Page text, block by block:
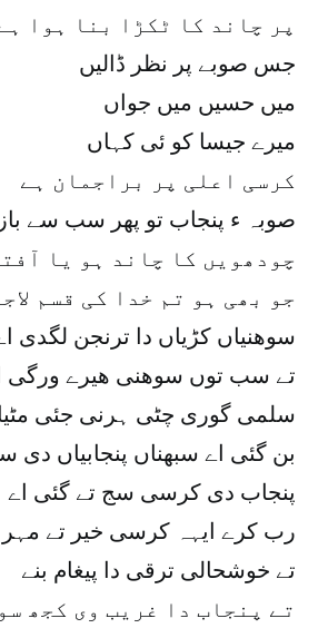
پر چاند کا ٹکڑا بنا ہوا
جس صوبے پر نظر ڈالیں
میں حسیں میں جواں
میرے جیسا کو ئی کہاں
کرسی اعلی پر براجمان ہے
صوبہ ء پنجاب تو پھر سب سے
چودھویں کا چاند ہو یا
جو بھی ہو تم خدا کی قسم
سوھنیاں کڑیاں دا ترنجن لگدی
تے سب توں سوھنی ھیرے ورگی
سلمی گوری چٹی ہرنی جئی
بن گئی اے سبھناں پنجابیاں دی
پنجاب دی کرسی سج تے گئی اے
رب کرے ایہہ کرسی خیر تے مہر
تے خوشحالی ترقی دا پیغام بنے
تے پنجاب دا غریب وی کجھ